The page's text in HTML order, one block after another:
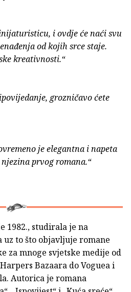
i ovdje će naći svu
od kojih srce staje.
kreativnosti.“
grozničavo ćete
je elegantna i napeta
prvog romana.“
1982., studirala je na
uz to što objavljuje romane
za mnoge svjetske medije od
Bazaara do Voguea i
Autorica je romana